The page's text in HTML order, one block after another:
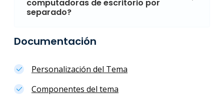
computadoras de escritorio por
separado?
Documentación
Personalización del Tema
Componentes del tema